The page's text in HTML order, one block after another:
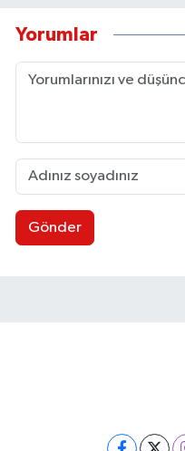
Yorumlar
Gönder